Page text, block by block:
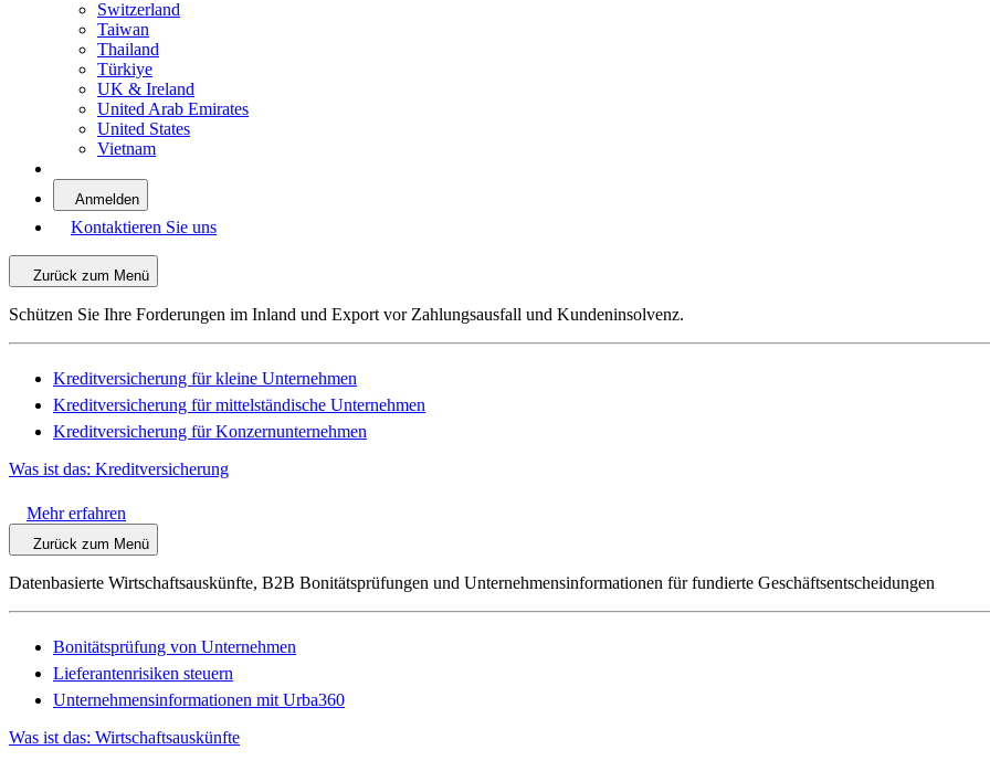
Switzerland
Taiwan
Thailand
Türkiye
UK & Ireland
United Arab Emirates
United States
Vietnam
Anmelden
Kontaktieren Sie uns
Zurück zum Menü
Schützen Sie Ihre Forderungen im Inland und Export vor Zahlungsausfall und Kundeninsolvenz.
Kreditversicherung für kleine Unternehmen
Kreditversicherung für mittelständische Unternehmen
Kreditversicherung für Konzernunternehmen
Was ist das: Kreditversicherung
Mehr erfahren
Zurück zum Menü
Datenbasierte Wirtschaftsauskünfte, B2B Bonitätsprüfungen und Unternehmensinformationen für fundierte Geschäftsentscheidungen
Bonitätsprüfung von Unternehmen
Lieferantenrisiken steuern
Unternehmensinformationen mit Urba360
Was ist das: Wirtschaftsauskünfte